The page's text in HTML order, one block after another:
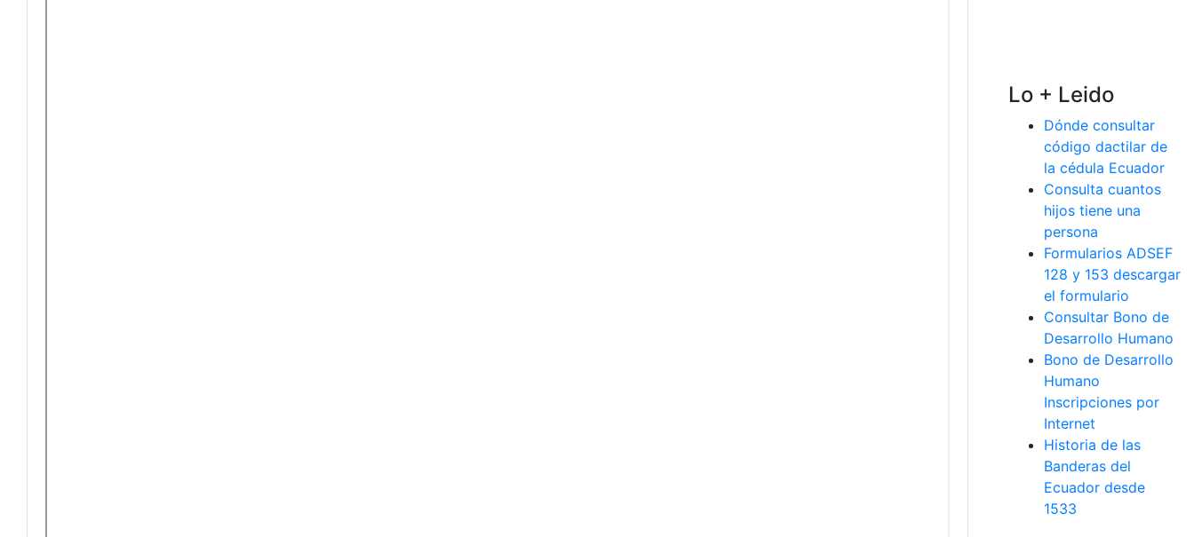
Lo + Leido
Dónde consultar
código dactilar de
la cédula Ecuador
Consulta cuantos
hijos tiene una
persona
Formularios ADSEF
128 y 153 descargar
el formulario
Consultar Bono de
Desarrollo Humano
Bono de Desarrollo
Humano
Inscripciones por
Internet
Historia de las
Banderas del
Ecuador desde
1533